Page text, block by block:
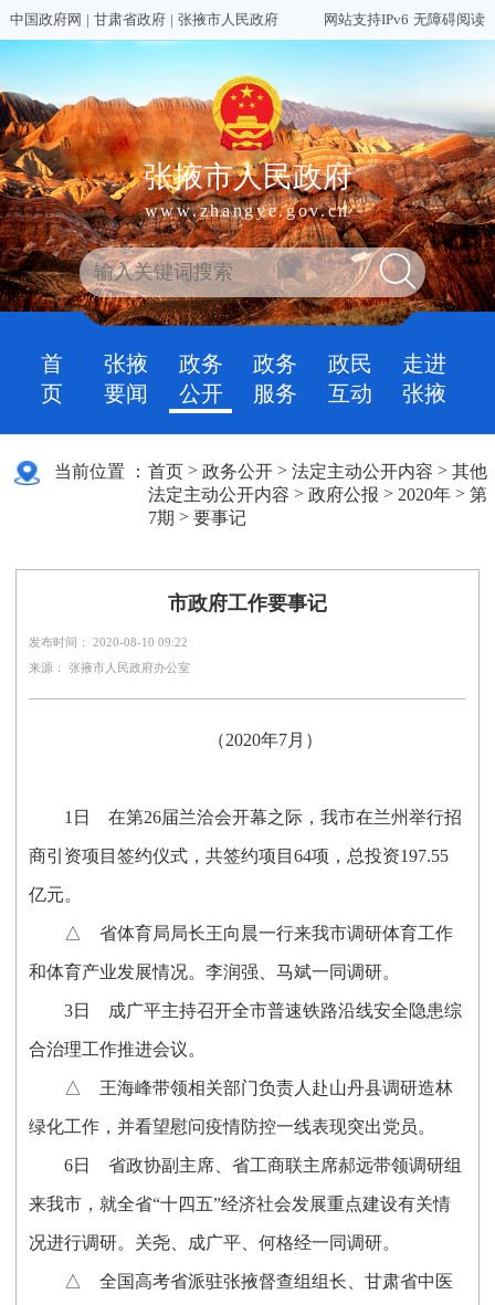
中国政府网 | 甘肃省政府 | 张掖市人民政府 网站支持IPv6 无障碍阅读
张掖市人民政府
www.zhangye.gov.cn
首
页
张掖
要闻
政务
公开
政务
服务
政民
互动
走进
张掖
当前位置 ： 首页 >政务公开 >法定主动公开内容 >其他
法定主动公开内容 >政府公报 > 2020年 >第
7期 >要事记
市政府工作要事记
发布时间： 2020-08-10 09:22
来源： 张掖市人民政府办公室
（2020年7月）
1 日 在第26届兰洽会开幕之际，我市在兰州举行招
商引资项目签约仪式，共签约项目64项，总投资197.55
亿元。
△ 省体育局局长王向晨一行来我市调研体育工作
和体育产业发展情况。李润强、马斌一同调研。
3日 成广平主持召开全市普速铁路沿线安全隐患综
合治理工作推进会议。
△ 王海峰带领相关部门负责人赴山丹县调研造林
绿化工作，并看望慰问疫情防控一线表现突出党员。
6日 省政协副主席、省工商联主席郝远带领调研组
来我市，就全省“十四五”经济社会发展重点建设有关情
况进行调研。关尧、成广平、何格经一同调研。
△ 全国高考省派驻张掖督查组组长、甘肃省中医